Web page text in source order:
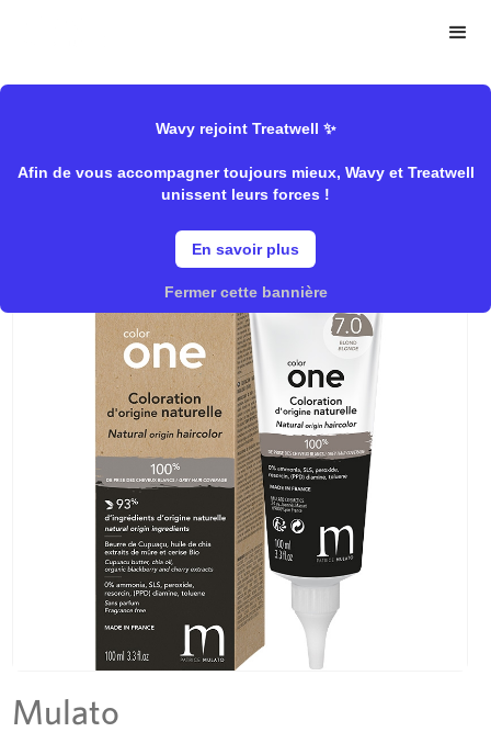
Wavy rejoint Treatwell ✨
Afin de vous accompagner toujours mieux, Wavy et Treatwell
unissent leurs forces !
En savoir plus
Fermer cette bannière
7.0 Blond
Mulato